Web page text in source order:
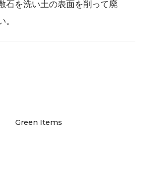
石を洗い土の表面を削って廃
。
Green Items